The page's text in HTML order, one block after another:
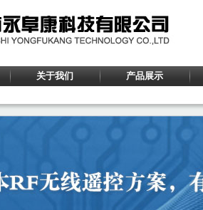
关于我们 产品展示